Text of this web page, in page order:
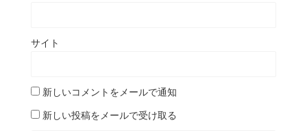
サイト
新しいコメントをメールで通知
新しい投稿をメールで受け取る